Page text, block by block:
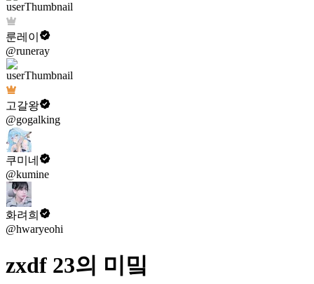
룬레이
@runeray
고갈왕
@gogalking
쿠미네
@kumine
화려희
@hwaryeohi
zxdf 23의 미밐